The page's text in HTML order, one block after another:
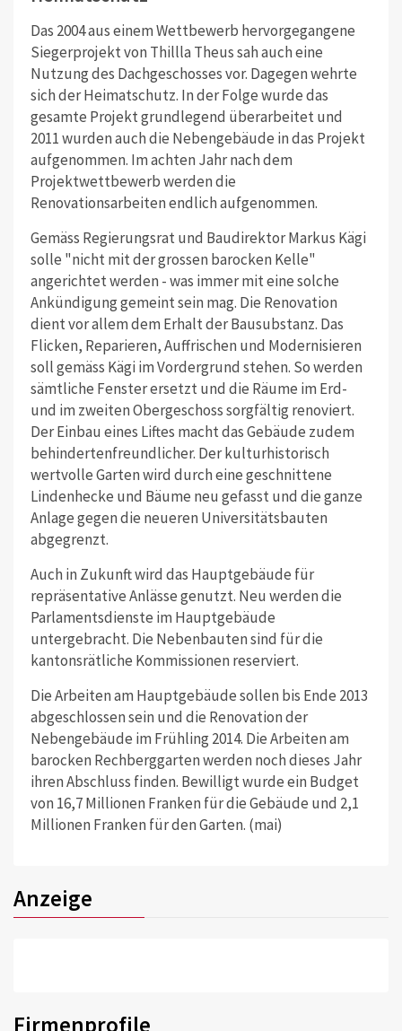
Das 2004 aus einem Wettbewerb hervorgegangene
Siegerprojekt von Thillla Theus sah auch eine
Nutzung des Dachgeschosses vor. Dagegen wehrte
sich der Heimatschutz. In der Folge wurde das
gesamte Projekt grundlegend überarbeitet und
2011 wurden auch die Nebengebäude in das Projekt
aufgenommen. Im achten Jahr nach dem
Projektwettbewerb werden die
Renovationsarbeiten endlich aufgenommen.
Gemäss Regierungsrat und Baudirektor Markus Kägi
solle "nicht mit der grossen barocken Kelle"
angerichtet werden - was immer mit eine solche
Ankündigung gemeint sein mag. Die Renovation
dient vor allem dem Erhalt der Bausubstanz. Das
Flicken, Reparieren, Auffrischen und Modernisieren
soll gemäss Kägi im Vordergrund stehen. So werden
sämtliche Fenster ersetzt und die Räume im Erd-
und im zweiten Obergeschoss sorgfältig renoviert.
Der Einbau eines Liftes macht das Gebäude zudem
behindertenfreundlicher. Der kulturhistorisch
wertvolle Garten wird durch eine geschnittene
Lindenhecke und Bäume neu gefasst und die ganze
Anlage gegen die neueren Universitätsbauten
abgegrenzt.
Auch in Zukunft wird das Hauptgebäude für
repräsentative Anlässe genutzt. Neu werden die
Parlamentsdienste im Hauptgebäude
untergebracht. Die Nebenbauten sind für die
kantonsrätliche Kommissionen reserviert.
Die Arbeiten am Hauptgebäude sollen bis Ende 2013
abgeschlossen sein und die Renovation der
Nebengebäude im Frühling 2014. Die Arbeiten am
barocken Rechberggarten werden noch dieses Jahr
ihren Abschluss finden. Bewilligt wurde ein Budget
von 16,7 Millionen Franken für die Gebäude und 2,1
Millionen Franken für den Garten. (mai)
Anzeige
Firmenprofile